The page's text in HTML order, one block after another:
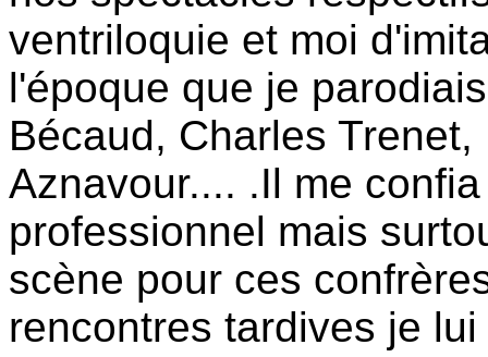
ventriloquie et moi
l'époque que je
Bécaud, Charles
Aznavour.... .Il me
professionnel mais
scène pour ces
rencontres tardives je